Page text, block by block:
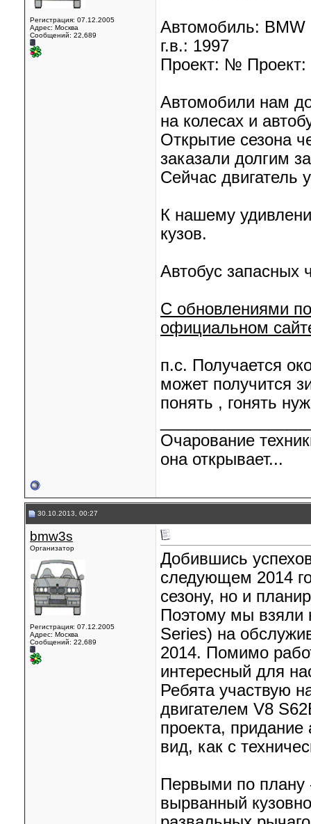
Регистрация: 07.12.2005
Адрес: Москва
Сообщений: 22,689
Автомобиль: BMW
г.в.: 1997
Проект: №
Автомобили нам
на колесах и
Открытие сезона
заказали долгим
Сейчас двигатель
К нашему
кузов.
Автобус запасных
С обновлениями
официальном
п.с. Получается
может получится
понять , гонять
Очарование
она открывает...
30.10.2013, 00:27
bmw3s
Организатор
Регистрация: 07.12.2005
Адрес: Москва
Сообщений: 22,689
Добившись
следующем 2014
сезону, но и
Поэтому мы взяли
Series) на
2014. Помимо
интересный для
Ребята участвую
двигателем V8
проекта,
вид, как с
Первыми по плану
вырванный